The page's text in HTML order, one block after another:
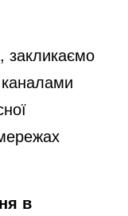
закликаємо
в